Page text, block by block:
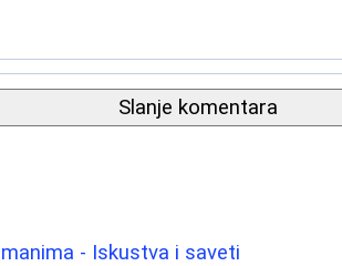
Slanje komentara
- Iskustva i saveti